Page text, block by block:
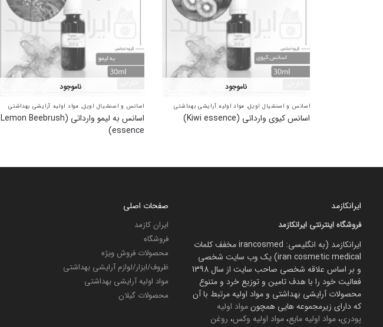
ناموجود
اسانس و اسنشیال اویل, مواد اولیه آرایشی بهداشتی
اسانس کیوی وارداتی (Kiwi essence)
ناموجود
اسانس و اسنشیال اویل, مواد اولیه آرایشی بهداشتی
اسانس به لیمو وارداتی (Lemon Beebrush
essence)
ایرانکازمد
فروشگاه اینترنتی ایرانکازمد
ایرانکازمد (به انگلیسی: irancosmed مخفف کلمات
iran cosmetic medical) یک وب سایت شخصی
و بر اساس علاقه شخصی صاحب سایت از سال 1398
فعالیت خود را با هدف تامین و توزیع خرد و متنوع
محصولات آرایشی بهداشتی و مواد اولیه مرتبط با آن
که دارای زیرمجموعه هایی همچونمواد اولیه
پودری،مواد اولیه مایع،مواد اولیه وکس، روغن
صفحات اصلی
ایران کازمد
فروشگاه
محصولات فروش ویژه
ظروف/ابزار/لوازم آرایشی بهداشتی
مواد اولیه آرایشی بهداشتی
محصولات گیلان